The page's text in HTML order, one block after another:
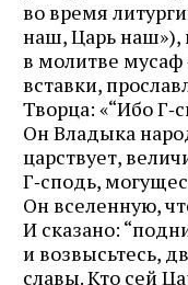
во время
наш, Царь наш»),
в молитве мусаф
вставки,
Творца: «“Ибо
Он Владыка
царствует,
Г‑сподь,
Он вселенную,
И сказано:
и возвысьтесь,
славы. Кто сей